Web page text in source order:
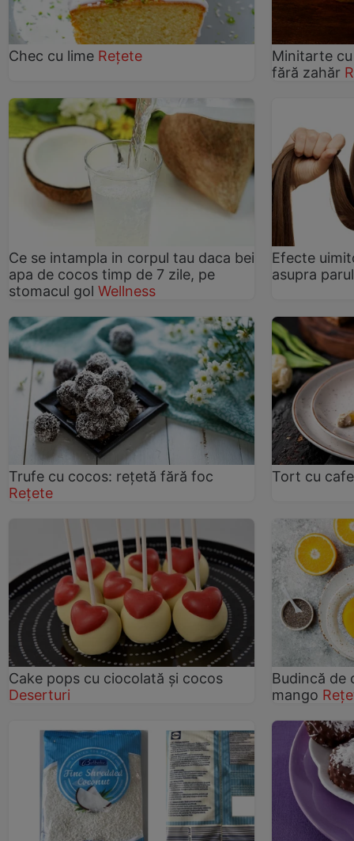
Chec cu lime Rețete
Minitarte
fără zahăr
Ce se intampla in corpul tau daca bei
apa de cocos timp de 7 zile, pe
stomacul gol Wellness
Efecte
asupra
Trufe cu cocos: reţetă fără foc
Rețete
Tort cu
Cake pops cu ciocolată şi cocos
Deserturi
Budincă de
mango